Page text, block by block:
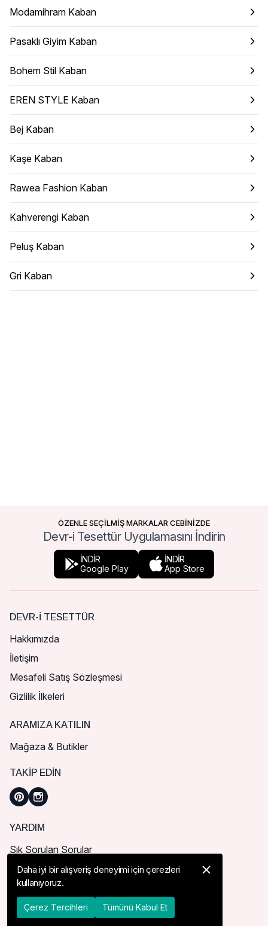
Modamihram Kaban
Pasaklı Giyim Kaban
Bohem Stil Kaban
EREN STYLE Kaban
Bej Kaban
Kaşe Kaban
Rawea Fashion Kaban
Kahverengi Kaban
Peluş Kaban
Gri Kaban
ÖZENLE SEÇİLMİŞ MARKALAR CEBİNİZDE
Devr-i Tesettür Uygulamasını İndirin
İNDİR
Google Play
İNDİR
App Store
DEVR-I TESETTÜR
Hakkımızda
İletişim
Mesafeli Satış Sözleşmesi
Gizlilik İlkeleri
ARAMIZA KATILIN
Mağaza & Butikler
TAKIP EDIN
YARDIM
Sık Sorulan Sorular
Nasıl Sipariş Verebilirim?
Kargo ve Teslimat
İade, İptal ve Değişim
Daha iyi bir alışveriş deneyimi için çerezleri
kullanıyoruz.
Çerez Tercihleri Tümünü Kabul Et